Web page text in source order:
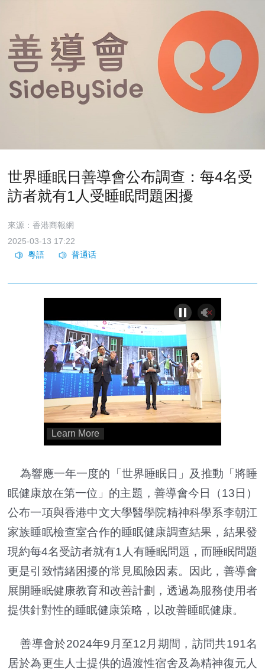
世界睡眠日善導會公布調查：每4名受
訪者就有1人受睡眠問題困擾
來源：香港商報網
2025-03-13 17:22
為響應一年一度的「世界睡眠日」及推動「將睡
眠健康放在第一位」的主題，善導會今日（13日）
公布一項與香港中文大學醫學院精神科學系李朝江
家族睡眠檢查室合作的睡眠健康調查結果，結果發
現約每4名受訪者就有1人有睡眠問題，而睡眠問題
更是引致情緒困擾的常見風險因素。因此，善導會
展開睡眠健康教育和改善計劃，透過為服務使用者
提供針對性的睡眠健康策略，以改善睡眠健康。
善導會於2024年9月至12月期間，訪問共191名
居於為更生人士提供的過渡性宿舍及為精神復元人